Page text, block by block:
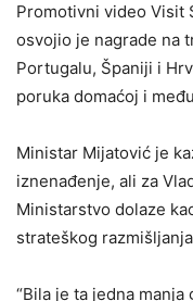
Promotivni video Visit
osvojio je nagrade na
Portugalu, Španiji i
poruka domaćoj i
Ministar Mijatović je
iznenađenje, ali za
Ministarstvo dolaze
strateškog
“Bila je ta jedna